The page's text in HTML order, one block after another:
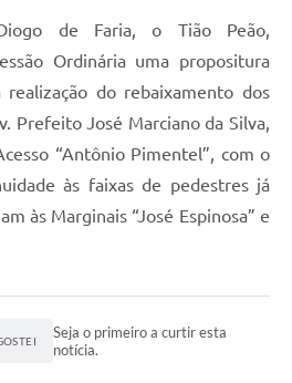
de Faria, o Tião Peão,
Ordinária uma propositura
do rebaixamento dos
Prefeito José Marciano da Silva,
“Antônio Pimentel”, com o
às faixas de pedestres já
às Marginais “José Espinosa” e
Seja o primeiro a curtir esta
notícia.